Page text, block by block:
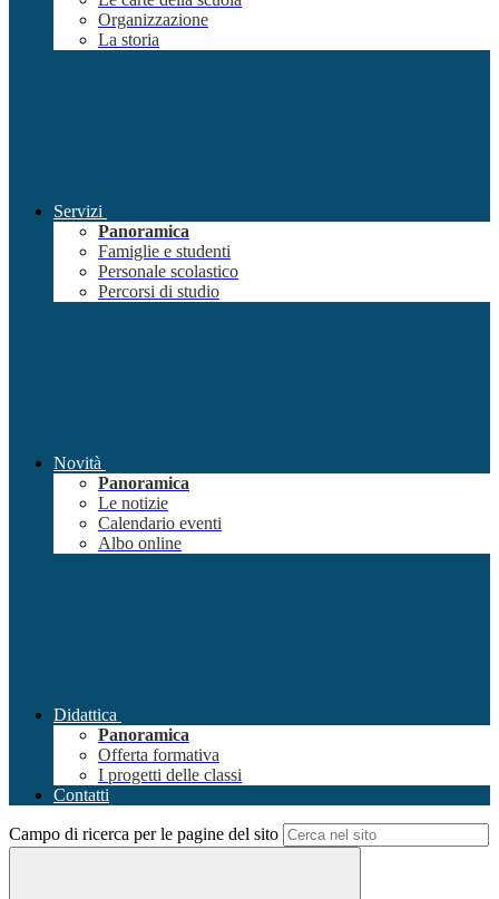
Organizzazione
La storia
Servizi
Panoramica
Famiglie e studenti
Personale scolastico
Percorsi di studio
Novità
Panoramica
Le notizie
Calendario eventi
Albo online
Didattica
Panoramica
Offerta formativa
I progetti delle classi
Contatti
Campo di ricerca per le pagine del sito